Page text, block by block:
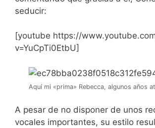
seducir:
[youtube https://
v=YuCpTi0EtbU]
Aquí mi «prima» Rebecca, algunos años
A pesar de no disponer de unos
vocales importantes, su estilo